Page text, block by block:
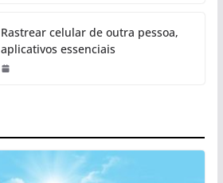
Rastrear celular de outra pessoa,
aplicativos essenciais